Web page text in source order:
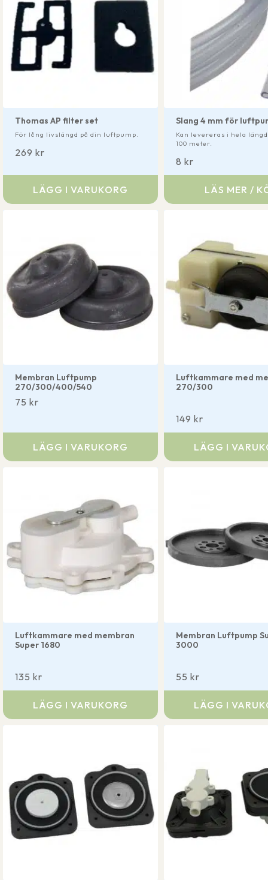
Thomas AP filter set
269 kr
För lång livslängd på din luftpump.
LÄGG I VARUKORG
Slang 4 mm för
8 kr
Kan levereras i hela
100 meter.
LÄS MER /
Membran Luftpump
270/300/400/540
75 kr
LÄGG I VARUKORG
Luftkammare med
270/300
149 kr
LÄGG I
Luftkammare med membran
Super 1680
135 kr
LÄGG I VARUKORG
Membran Luftpump
3000
55 kr
LÄGG I